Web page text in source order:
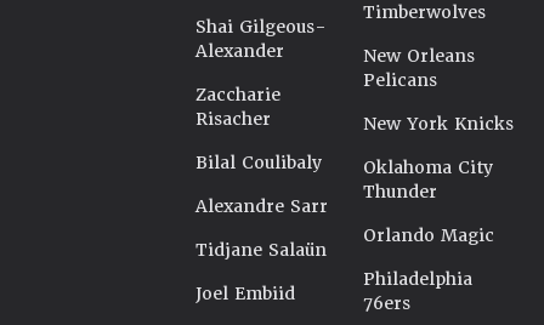
Shai Gilgeous-
Alexander
Zaccharie
Risacher
Bilal Coulibaly
Alexandre Sarr
Tidjane Salaün
Joel Embiid
Timberwolves
New Orleans
Pelicans
New York Knicks
Oklahoma City
Thunder
Orlando Magic
Philadelphia
76ers